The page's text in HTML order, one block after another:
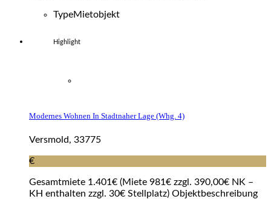
TypeMietobjekt
Highlight
Modernes Wohnen In Stadtnaher Lage (whg. 4)
Versmold, 33775
€
Gesamtmiete 1.401€ (Miete 981€ zzgl. 390,00€ NK –
KH enthalten zzgl. 30€ Stellplatz) Objektbeschreibung